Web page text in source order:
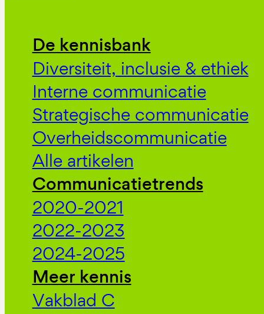
De kennisbank
Diversiteit, inclusie & ethiek
Interne communicatie
Strategische communicatie
Overheidscommunicatie
Alle artikelen
Communicatietrends
2020-2021
2022-2023
2024-2025
Meer kennis
Vakblad C